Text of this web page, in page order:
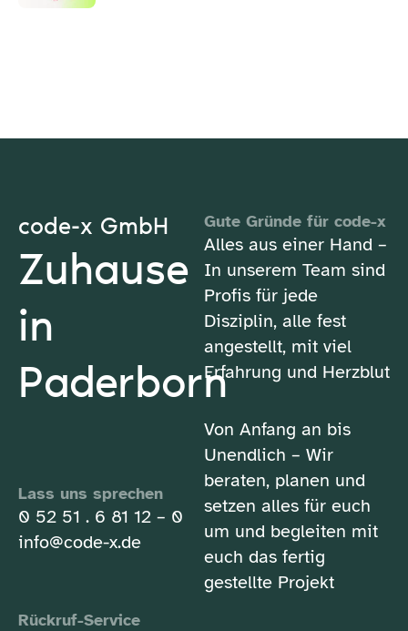
code-x GmbH
Zuhause
in
Paderborn
Lass uns sprechen
0 52 51 . 6 81 12 – 0
info@code-x.de
Rückruf-Service
Gute Gründe für code-x
Alles aus einer Hand –
In unserem Team sind
Profis für jede
Disziplin, alle fest
angestellt, mit viel
Erfahrung und Herzblut
Von Anfang an bis
Unendlich – Wir
beraten, planen und
setzen alles für euch
um und begleiten mit
euch das fertig
gestellte Projekt